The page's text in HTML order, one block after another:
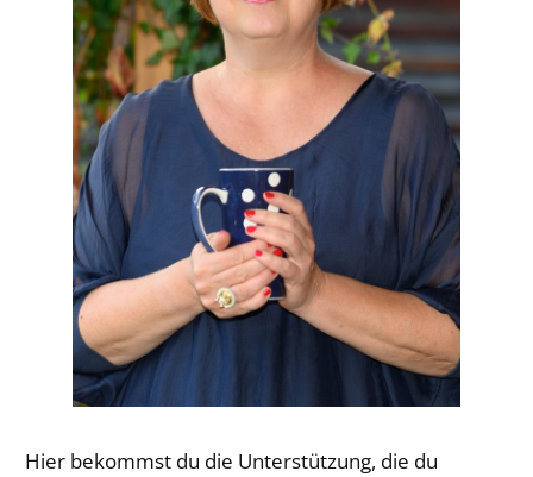
Hier bekommst du die Unterstützung, die du